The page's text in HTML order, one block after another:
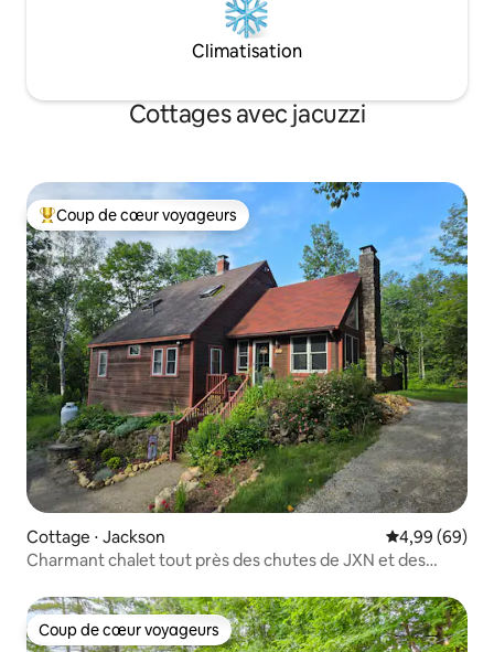
Climatisation
Cottages avec jacuzzi
Coups de cœur voyageurs les plus appréciés
Coup de cœur voyageurs
Cottage ⋅ Jackson Évaluation
4,99 (69)
Charmant chalet tout près des chutes de JXN et des
Coup de cœur voyageurs
Coup de cœur voyageurs